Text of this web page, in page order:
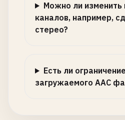
Можно ли изменить
каналов, например,
стерео?
Есть ли
загружаемого AAC